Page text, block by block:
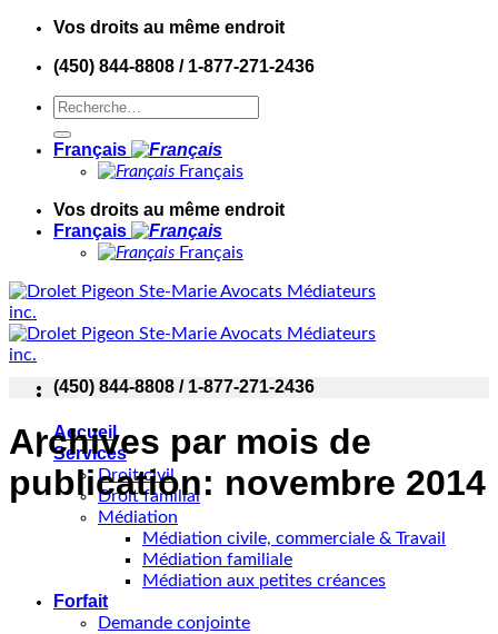
Skip
content
Vos droits au même endroit
(450) 844-8808 / 1-877-271-2436
Français
Français
Vos droits au même endroit
Français
Français
Accueil
Services
Droit civil
Droit familial
Médiation
Médiation civile, commerciale & Travail
Médiation familiale
Médiation aux petites créances
Forfait
Demande conjointe
(450) 844-8808 / 1-877-271-2436
Archives par mois de
publication: novembre 2014